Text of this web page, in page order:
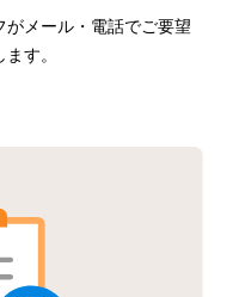
メール・電話でご要望
す。